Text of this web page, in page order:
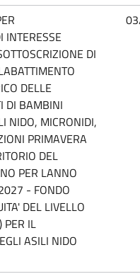
INTERESSE
DI
DELLE
DI BAMBINI
NIDO, MICRONIDI,
PRIMAVERA
DEL
PER LANNO
- FONDO
DEL LIVELLO
PER IL
ASILI NIDO